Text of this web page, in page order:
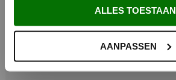
ALLES TOESTAAN
AANPASSEN
Gratis verzending vanaf €200,-
Maatwerk uit eigen zetterij
Deskundig advies
20 jaar product garantie